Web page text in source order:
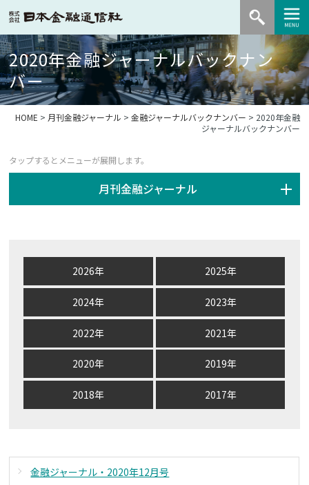
2020年金融ジャーナルバックナン
バー
HOME > 月刊金融ジャーナル > 金融ジャーナルバックナンバー > 2020年金融
ジャーナルバックナンバー
月刊金融ジャーナル
2026年 2025年
2024年 2023年
2022年 2021年
2020年 2019年
2018年 2017年
金融ジャーナル・2020年12月号